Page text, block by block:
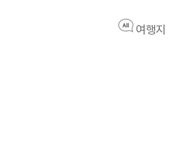
여행지